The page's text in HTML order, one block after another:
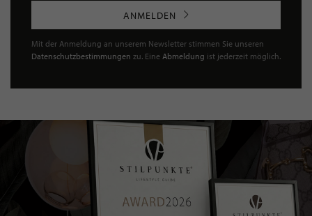
ANMELDEN
Mit der Anmeldung an unserem Newsletter stimmen Sie unseren
Datenschutzbestimmungen zu. Eine Abmeldung ist jederzeit möglich.